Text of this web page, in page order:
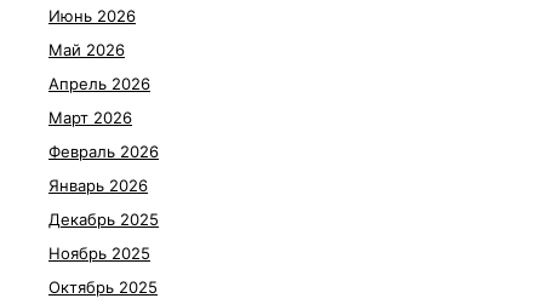
Июнь 2026
Май 2026
Апрель 2026
Март 2026
Февраль 2026
Январь 2026
Декабрь 2025
Ноябрь 2025
Октябрь 2025